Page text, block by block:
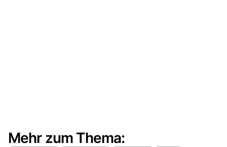
Mehr zum Thema: